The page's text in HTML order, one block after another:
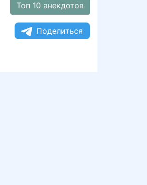
Топ 10 анекдотов
Поделиться